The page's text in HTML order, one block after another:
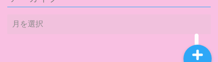
ア
ー